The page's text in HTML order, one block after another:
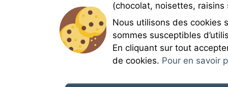
(chocolat, noisettes, raisins
Nous utilisons des cookies
sommes susceptibles
En cliquant sur tout
de cookies. Pour en savoir